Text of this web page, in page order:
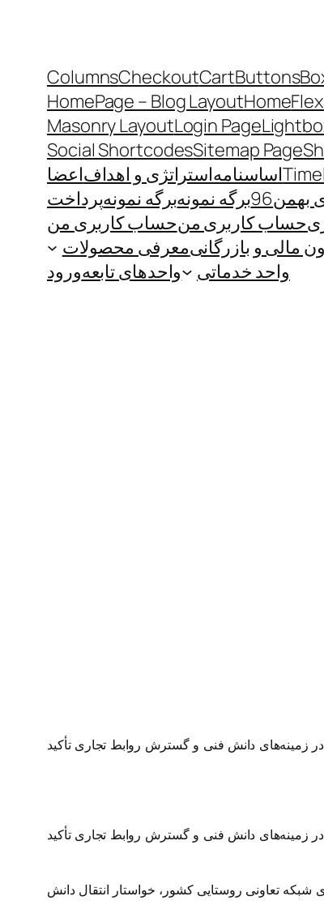
Buttons
Cart
Checkout
Columns
Home
HomePage – Blog Layout
Login Page
Masonry Layout
Sitemap Page
Social Shortcodes
اساسنامهاستراتژی و اهدافاعضا
برگه نمونهبرگه نمونهپرداخت
حساب کاربری منحساب کاربری من
مالی و بازرگانیمعرفی محصولات
واحد خدماتی
واحدهای تابعهورود
زمینه‌های دانش فنی و گسترش روابط تجاری تأکید
زمینه‌های دانش فنی و گسترش روابط تجاری تأکید
تعاونی روستایی کشور، خواستار انتقال دانش